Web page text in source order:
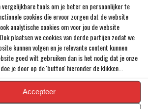
vergelijkbare tools om je beter en persoonlijker te
cookies die ervoor zorgen dat de website
analytische cookies om voor jou de website
plaatsen we cookies van derde partijen zodat we
kunnen volgen en je relevante content kunnen
goed wilt gebruiken dan is het nodig dat je onze
je door op de 'button' hieronder de klikken...
Accepteer
to reduce spam.Learn how your
BERICHTEN